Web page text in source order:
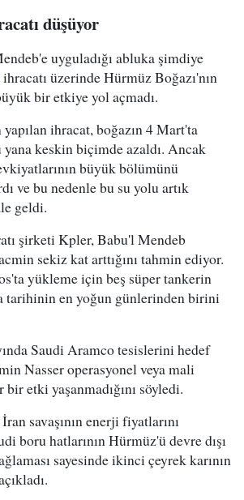
düşüyor
uyguladığı abluka şimdiye
üzerinde Hürmüz Boğazı'nın
bir etkiye yol açmadı.
ihracat, boğazın 4 Mart'ta
yana keskin biçimde azaldı. Ancak
büyük bölümünü
ve bu nedenle bu su yolu artık
geldi.
şirketi Kpler, Babu'l Mendeb
sekiz kat arttığını tahmin ediyor.
yükleme için beş süper tankerin
tarihinin en yoğun günlerinden birini
Saudi Aramco tesislerini hedef
Nasser operasyonel veya mali
bir etki yaşanmadığını söyledi.
savaşının enerji fiyatlarını
boru hatlarının Hürmüz'ü devre dışı
sayesinde ikinci çeyrek karının